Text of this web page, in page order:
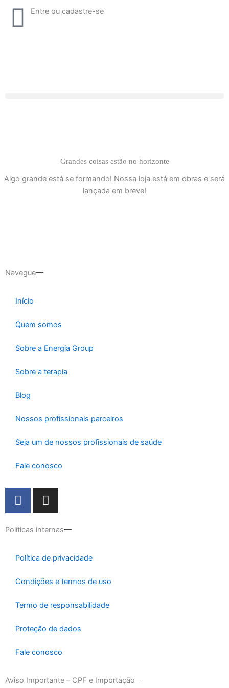
Entre ou cadastre-se
Grandes coisas estão no horizonte
Algo grande está se formando! Nossa loja está em obras e será
lançada em breve!
Navegue
Início
Quem somos
Sobre a Energia Group
Sobre a terapia
Blog
Nossos profissionais parceiros
Seja um de nossos profissionais de saúde
Fale conosco
F
a
e
o
k
I
n
t
g
a
Políticas internas
Política de privacidade
Condições e termos de uso
Termo de responsabilidade
Proteção de dados
Fale conosco
Aviso Importante – CPF e Importação